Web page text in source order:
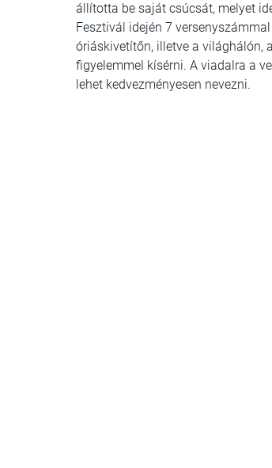
állította be saját csúcsát, melyet
Fesztivál idején 7
óriáskivetítőn, illetve a világhálón,
figyelemmel kísérni. A viadalra a
lehet kedvezményesen nevezni.